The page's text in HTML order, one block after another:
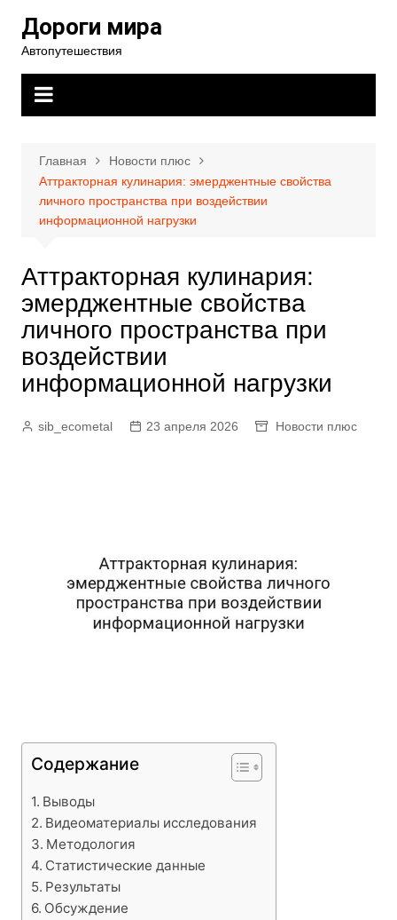
содержимому
Дороги мира
Автопутешествия
Главная
Новости плюс
Аттракторная кулинария: эмерджентные свойства
личного пространства при воздействии
информационной нагрузки
Аттракторная кулинария:
эмерджентные свойства
личного пространства при
воздействии
информационной нагрузки
sib_ecometal 23 апреля 2026 Новости плюс
Содержание
Выводы
Видеоматериалы исследования
Методология
Статистические данные
Результаты
Обсуждение